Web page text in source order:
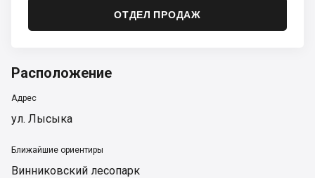
ОТДЕЛ ПРОДАЖ
Расположение
Адрес
ул. Лысыка
Ближайшие ориентиры
Винниковский лесопарк